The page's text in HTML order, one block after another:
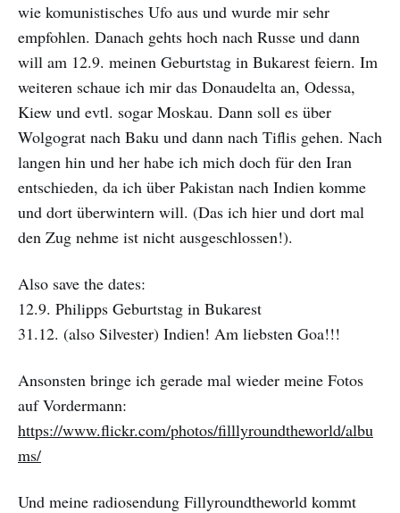
wie komunistisches Ufo aus und wurde mir sehr
empfohlen. Danach gehts hoch nach Russe und dann
will am 12.9. meinen Geburtstag in Bukarest feiern. Im
weiteren schaue ich mir das Donaudelta an, Odessa,
Kiew und evtl. sogar Moskau. Dann soll es über
Wolgograt nach Baku und dann nach Tiflis gehen. Nach
langen hin und her habe ich mich doch für den Iran
entschieden, da ich über Pakistan nach Indien komme
und dort überwintern will. (Das ich hier und dort mal
den Zug nehme ist nicht ausgeschlossen!).
Also save the dates:
12.9. Philipps Geburtstag in Bukarest
31.12. (also Silvester) Indien! Am liebsten Goa!!!
Ansonsten bringe ich gerade mal wieder meine Fotos
auf Vordermann:
https://www.flickr.com/photos/filllyroundtheworld/albu
ms/
Und meine radiosendung Fillyroundtheworld kommt